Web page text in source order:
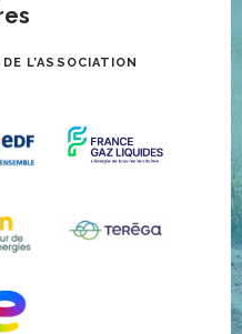
L’ASSOCIATION